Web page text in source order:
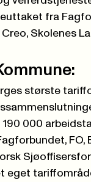
fra
Skolenes
største
000
FO,
eget